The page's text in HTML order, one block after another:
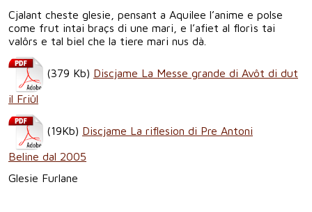
Cjalant cheste glesie, pensant a Aquilee l’anime e polse
come frut intai braçs di une mari, e l’afiet al florìs tai
valôrs e tal biel che la tiere mari nus dà.
(379 Kb) Discjame La Messe grande di Avôt di dut
il Friûl
(19Kb) Discjame La riflesion di Pre Antoni
Beline dal 2005
Glesie Furlane